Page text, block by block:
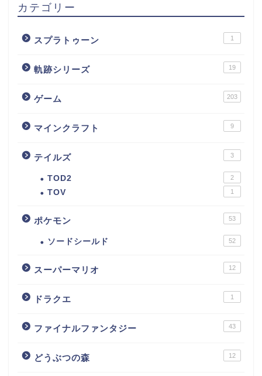
カテゴリー
スプラトゥーン 1
軌跡シリーズ 19
ゲーム 203
マインクラフト 9
テイルズ 3
TOD2 2
TOV 1
ポケモン 53
ソードシールド 52
スーパーマリオ 12
ドラクエ 1
ファイナルファンタジー 43
どうぶつの森 12